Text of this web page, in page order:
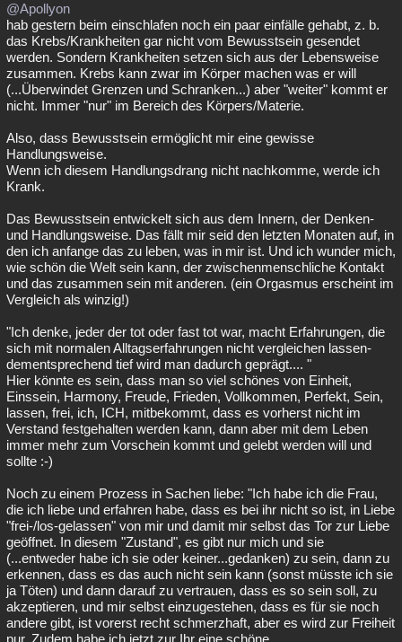
@Apollyon
hab gestern beim einschlafen noch ein paar einfälle gehabt, z. b.
das Krebs/Krankheiten gar nicht vom Bewusstsein gesendet
werden. Sondern Krankheiten setzen sich aus der Lebensweise
zusammen. Krebs kann zwar im Körper machen was er will
(...Überwindet Grenzen und Schranken...) aber "weiter" kommt er
nicht. Immer "nur" im Bereich des Körpers/Materie.
Also, dass Bewusstsein ermöglicht mir eine gewisse
Handlungsweise.
Wenn ich diesem Handlungsdrang nicht nachkomme, werde ich
Krank.
Das Bewusstsein entwickelt sich aus dem Innern, der Denken-
und Handlungsweise. Das fällt mir seid den letzten Monaten auf, in
den ich anfange das zu leben, was in mir ist. Und ich wunder mich,
wie schön die Welt sein kann, der zwischenmenschliche Kontakt
und das zusammen sein mit anderen. (ein Orgasmus erscheint im
Vergleich als winzig!)
"Ich denke, jeder der tot oder fast tot war, macht Erfahrungen, die
sich mit normalen Alltagserfahrungen nicht vergleichen lassen-
dementsprechend tief wird man dadurch geprägt.... "
Hier könnte es sein, dass man so viel schönes von Einheit,
Einssein, Harmony, Freude, Frieden, Vollkommen, Perfekt, Sein,
lassen, frei, ich, ICH, mitbekommt, dass es vorherst nicht im
Verstand festgehalten werden kann, dann aber mit dem Leben
immer mehr zum Vorschein kommt und gelebt werden will und
sollte :-)
Noch zu einem Prozess in Sachen liebe: "Ich habe ich die Frau,
die ich liebe und erfahren habe, dass es bei ihr nicht so ist, in Liebe
"frei-/los-gelassen" von mir und damit mir selbst das Tor zur Liebe
geöffnet. In diesem "Zustand", es gibt nur mich und sie
(...entweder habe ich sie oder keiner...gedanken) zu sein, dann zu
erkennen, dass es das auch nicht sein kann (sonst müsste ich sie
ja Töten) und dann darauf zu vertrauen, dass es so sein soll, zu
akzeptieren, und mir selbst einzugestehen, dass es für sie noch
andere gibt, ist vorerst recht schmerzhaft, aber es wird zur Freiheit
pur. Zudem habe ich jetzt zur Ihr eine schöne